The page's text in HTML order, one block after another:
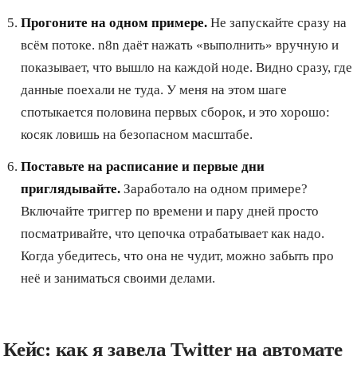
Прогоните на одном примере. Не запускайте сразу на
всём потоке. n8n даёт нажать «выполнить» вручную и
показывает, что вышло на каждой ноде. Видно сразу, где
данные поехали не туда. У меня на этом шаге
спотыкается половина первых сборок, и это хорошо:
косяк ловишь на безопасном масштабе.
Поставьте на расписание и первые дни
приглядывайте. Заработало на одном примере?
Включайте триггер по времени и пару дней просто
посматривайте, что цепочка отрабатывает как надо.
Когда убедитесь, что она не чудит, можно забыть про
неё и заниматься своими делами.
Кейс: как я завела Twitter на автомате